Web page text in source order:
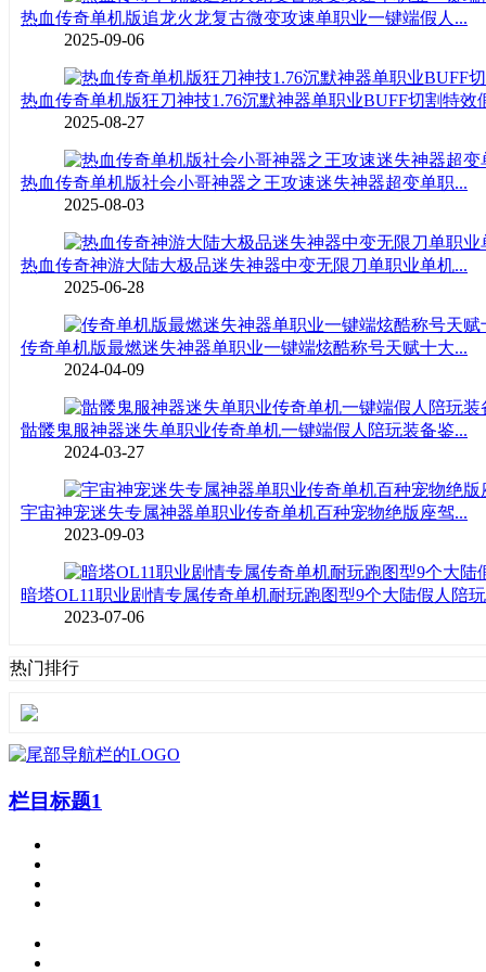
热血传奇单机版追龙火龙复古微变攻速单职业一键端假人...
2025-09-06
热血传奇单机版狂刀神技1.76沉默神器单职业BUFF切割特效
2025-08-27
热血传奇单机版社会小哥神器之王攻速迷失神器超变单职...
2025-08-03
热血传奇神游大陆大极品迷失神器中变无限刀单职业单机...
2025-06-28
传奇单机版最燃迷失神器单职业一键端炫酷称号天赋十大...
2024-04-09
骷髅鬼服神器迷失单职业传奇单机一键端假人陪玩装备鉴...
2024-03-27
宇宙神宠迷失专属神器单职业传奇单机百种宠物绝版座驾...
2023-09-03
暗塔OL11职业剧情专属传奇单机耐玩跑图型9个大陆假人陪
2023-07-06
热门排行
栏目标题1